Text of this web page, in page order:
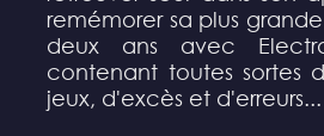
remémorer sa plus
deux ans avec
contenant toutes sortes
jeux, d'excès et d'erreurs...